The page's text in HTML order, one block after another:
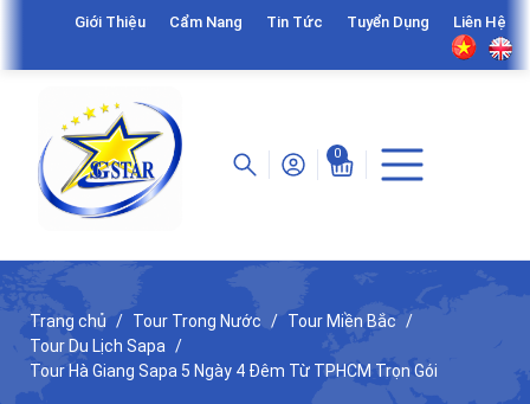
Giới Thiệu Cẩm Nang Tin Tức Tuyển Dụng Liên Hệ
0
Trang chủ Tour Trong Nước
Tour Miền Bắc
Tour Du Lịch Sapa
Tour Hà Giang Sapa 5 Ngày 4 Đêm Từ TPHCM Trọn Gói